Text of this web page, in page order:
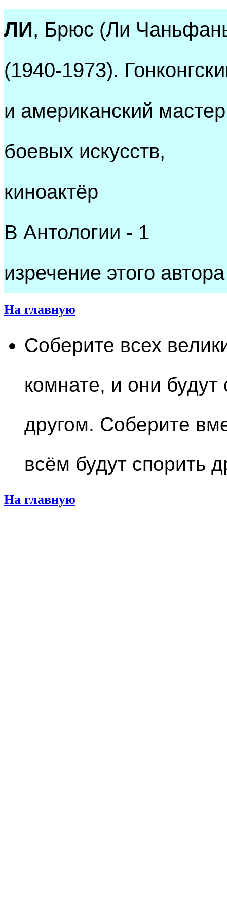
ЛИ, Брюс (Ли
(1940-1973).
и американский мастер
боевых искусств,
киноактёр
В Антологии - 1
изречение этого автора
На главную
Соберите всех
комнате, и они
другом. Соберите
всём будут спорить
На главную